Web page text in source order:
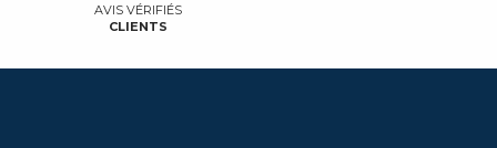
AVIS VÉRIFIÉS
CLIENTS